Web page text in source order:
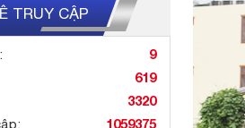
TRUY CẬP
9
619
3320
1059375